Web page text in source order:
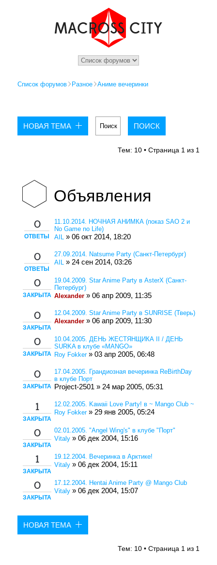
Список форумов Разное Аниме вечеринки
НОВАЯ ТЕМА
Тем: 10 • Страница 1из 1
Объявления
0
ОТВЕТЫ
11.10.2014. НОЧНАЯ АНИМКА (показ SAO 2 и
No Game no Life)
AIL » 06 окт 2014, 18:20
0
ОТВЕТЫ
27.09.2014. Natsume Party (Санкт-Петербург)
AIL » 24 сен 2014, 03:26
0
ЗАКРЫТА
19.04.2009. Star Anime Party в AsterX (Санкт-
Петербург)
Alexander » 06 апр 2009, 11:35
0
ЗАКРЫТА
12.04.2009. Star Anime Party в SUNRISE (Тверь)
Alexander » 06 апр 2009, 11:30
0
ЗАКРЫТА
10.04.2005. ДЕНЬ ЖЕСТЯНЩИКА II / ДЕНЬ
SURKA в клубе «MANGO»
Roy Fokker» 03 апр 2005, 06:48
0
ЗАКРЫТА
17.04.2005. Грандиозная вечеринка ReBirthDay
в клубе Порт
Project-2501 » 24 мар 2005, 05:31
1
ЗАКРЫТА
12.02.2005. Kawaii Love Party! в ~ Mango Club ~
Roy Fokker» 29 янв 2005, 05:24
0
ЗАКРЫТА
02.01.2005. "Angel Wing's" в клубе "Порт"
Vitaly » 06 дек 2004, 15:16
1
ЗАКРЫТА
19.12.2004. Вечеринка в Арктике!
Vitaly » 06 дек 2004, 15:11
0
ЗАКРЫТА
17.12.2004. Hentai Anime Party @ Mango Club
Vitaly » 06 дек 2004, 15:07
НОВАЯ ТЕМА
Тем: 10 • Страница 1из 1